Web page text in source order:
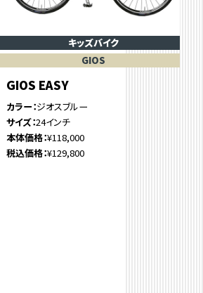
キッズバイク
GIOS
GIOS EASY
カラー ジオスブルー
サイズ 24インチ
本体価格 ¥118,000
税込価格 ¥129,800